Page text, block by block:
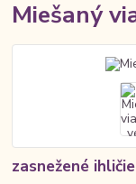
Miešaný
zasnežené